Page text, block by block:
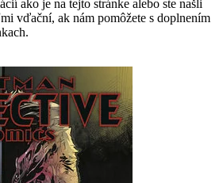
ako je na tejto stránke alebo ste našli
vďační, ak nám pomôžete s doplnením